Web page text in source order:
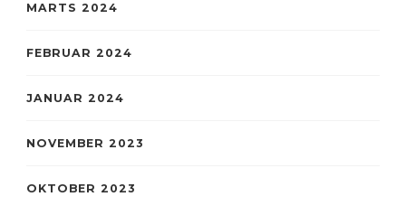
MARTS 2024
FEBRUAR 2024
JANUAR 2024
NOVEMBER 2023
OKTOBER 2023